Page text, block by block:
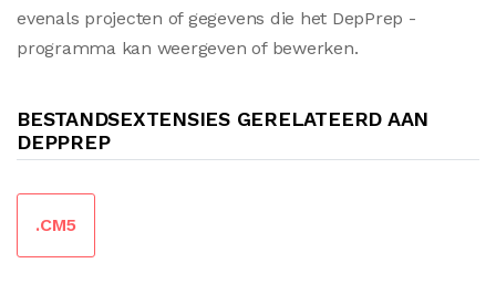
evenals projecten of gegevens die het DepPrep -
programma kan weergeven of bewerken.
BESTANDSEXTENSIES GERELATEERD AAN
DEPPREP
.CM5